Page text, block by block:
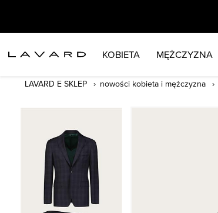
KOBIETA MĘŻCZYZNA
LAVARD E SKLEP nowości kobieta i mężczyzna